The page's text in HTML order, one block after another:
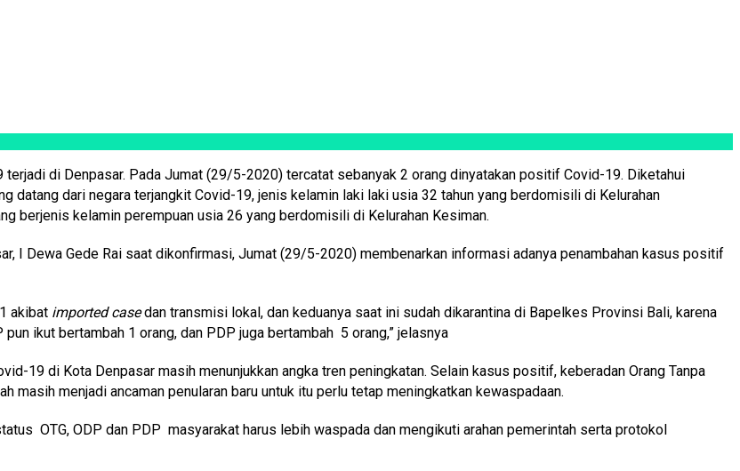
di Denpasar. Pada Jumat (29/5-2020) tercatat sebanyak 2 orang dinyatakan positif Covid-19. Diketahui
datang dari negara terjangkit Covid-19, jenis kelamin laki laki usia 32 tahun yang berdomisili di Kelurahan
berjenis kelamin perempuan usia 26 yang berdomisili di Kelurahan Kesiman.
I Dewa Gede Rai saat dikonfirmasi, Jumat (29/5-2020) membenarkan informasi adanya penambahan kasus positif
akibat imported casedan transmisi lokal, dan keduanya saat ini sudah dikarantina di Bapelkes Provinsi Bali, karena
ikut bertambah 1 orang, dan PDP juga bertambah 5 orang,” jelasnya
19 di Kota Denpasar masih menunjukkan angka tren peningkatan. Selain kasus positif, keberadan Orang Tanpa
masih menjadi ancaman penularan baru untuk itu perlu tetap meningkatkan kewaspadaan.
OTG, ODP dan PDP masyarakat harus lebih waspada dan mengikuti arahan pemerintah serta protokol